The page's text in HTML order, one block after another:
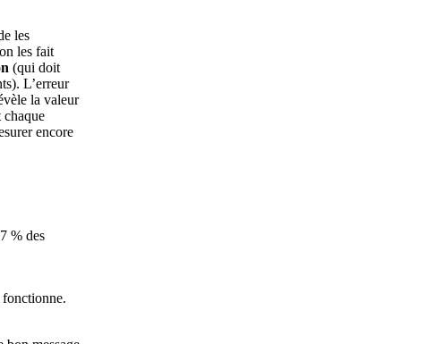
les
les fait
(qui doit
L’erreur
la valeur
chaque
encore
% des
fonctionne.